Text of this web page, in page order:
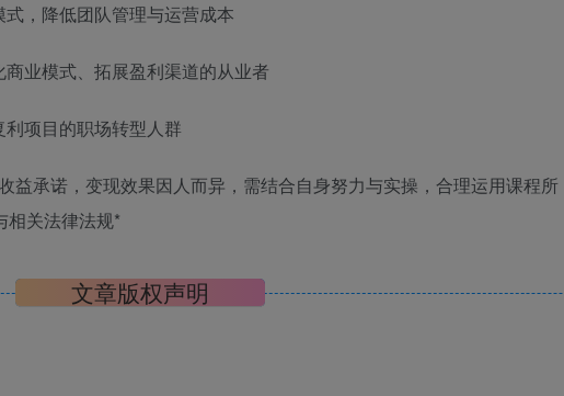
，降低团队管理与运营成本
业模式、拓展盈利渠道的从业者
项目的职场转型人群
益承诺，变现效果因人而异，需结合自身努力与实操，合理运用课程所
相关法律法规*
文章版权声明